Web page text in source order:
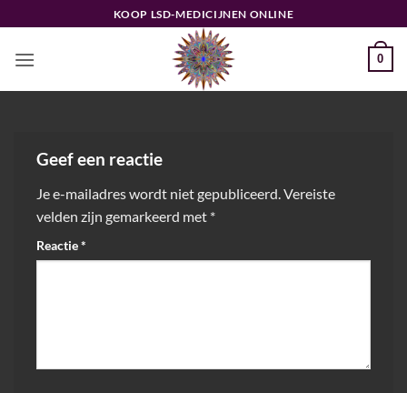
naar
inhoud
KOOP LSD-MEDICIJNEN ONLINE
0
Geef een reactie
Je e-mailadres wordt niet gepubliceerd. Vereiste
velden zijn gemarkeerd met *
Reactie*